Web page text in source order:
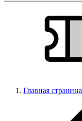
Главная страница